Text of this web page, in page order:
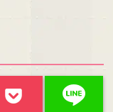
line